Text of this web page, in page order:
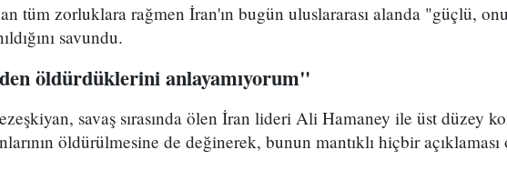
tüm zorluklara rağmen İran'ın bugün uluslararası alanda "güçlü,
savundu.
öldürdüklerini anlayamıyorum"
savaş sırasında ölen İran lideri Ali Hamaney ile üst düzey
öldürülmesine de değinerek, bunun mantıklı hiçbir açıklaması